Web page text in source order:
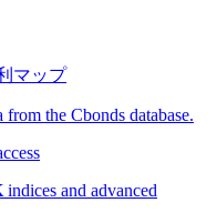
マップ
from the Cbonds database.
indices and advanced